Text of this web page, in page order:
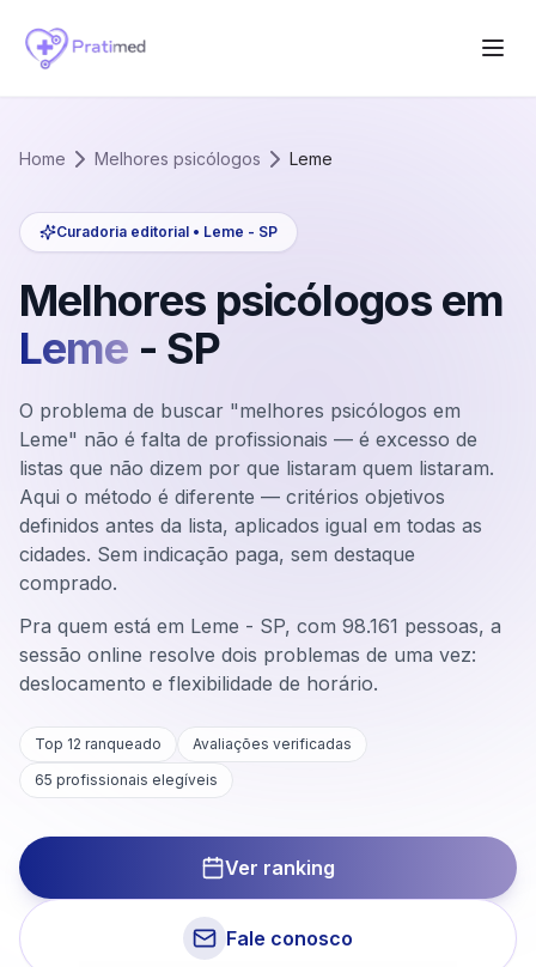
Home Melhores psicólogos Leme
Curadoria editorial • Leme - SP
Melhores psicólogos em
Leme - SP
O problema de buscar "melhores psicólogos em
Leme" não é falta de profissionais — é excesso de
listas que não dizem por que listaram quem listaram.
Aqui o método é diferente — critérios objetivos
definidos antes da lista, aplicados igual em todas as
cidades. Sem indicação paga, sem destaque
comprado.
Pra quem está em Leme - SP, com 98.161 pessoas, a
sessão online resolve dois problemas de uma vez:
deslocamento e flexibilidade de horário.
Top 12 ranqueado
Avaliações verificadas
65 profissionais elegíveis
Ver ranking
Fale conosco